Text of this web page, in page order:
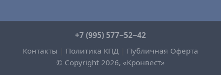
© Copyright 2026, «Кронвест»
+7 (995) 577−52−42
Контакты
Политика КПД Публичная Оферта